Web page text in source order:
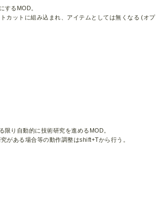
するMOD。
カットに組み込まれ、アイテムとしては無くなる (オプ
り自動的に技術研究を進めるMOD。
がある場合等の動作調整はshift+Tから行う。